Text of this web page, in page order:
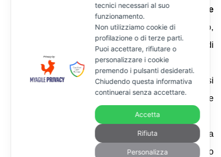
invalidità dell’obbligazione principale
(nullità del contratto di finanziamento,
interessi usurari o anatocistici, difetto di
causa);
inadempimento del creditoreai sensi
dell’art. 1955 c.c. (per esempio cancellazione
di ipoteca o rinuncia a garanzie);
violazione dell’art. 1956 c.c.
quando la
banca ha continuato a erogare credito
tecnici necessari al suo
funzionamento.
Non utilizziamo cookie di
profilazione o di terze parti.
Puoi accettare, rifiutare o
personalizzare i cookie
premendo i pulsanti desiderati.
Chiudendo questa informativa
continuerai senza accettare.
Accetta
Rifiuta
Personalizza